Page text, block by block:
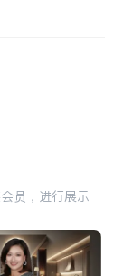
员，进行展示